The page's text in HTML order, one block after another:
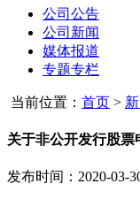
公司公告
公司新闻
媒体报道
专题专栏
当前位置： 首页 >
关于非公开发行股
发布时间：2020-03-